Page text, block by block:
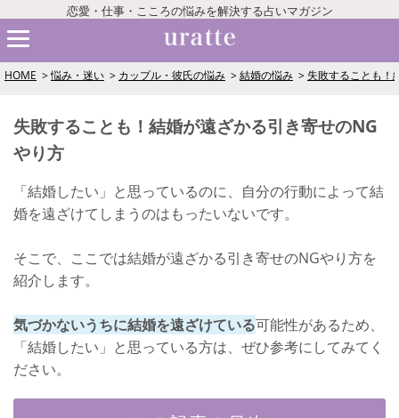
恋愛・仕事・こころの悩みを解決する占いマガジン
HOME 悩み・迷い カップル・彼氏の悩み 結婚の悩み 失敗することも！
失敗することも！結婚が遠ざかる引き寄せのNG
やり方
「結婚したい」と思っているのに、自分の行動によって結
婚を遠ざけてしまうのはもったいないです。
そこで、ここでは結婚が遠ざかる引き寄せのNGやり方を
紹介します。
気づかないうちに結婚を遠ざけている可能性があるため、
「結婚したい」と思っている方は、ぜひ参考にしてみてく
ださい。